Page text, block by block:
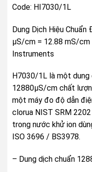
Code: HI7030/1L
Dung Dịch Hiệu
µS/cm = 12.88 mS/cm
Instruments
H7030/1L là một dung
12880µS/cm chất
một máy đo độ dẫn
clorua NIST SRM
trong nước khử ion
ISO 3696 / BS3978.
– Dung dịch chuẩn